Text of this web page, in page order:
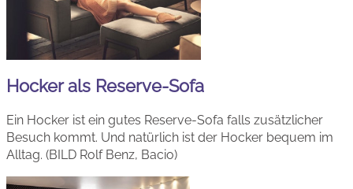
Hocker als Reserve-Sofa
Ein Hocker ist ein gutes Reserve-Sofa falls zusätzlicher
Besuch kommt. Und natürlich ist der Hocker bequem im
Alltag. (BILD Rolf Benz, Bacio)